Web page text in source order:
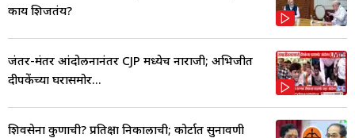
काय शिजतंय?
जंतर-मंतर आंदोलनानंतर CJP मध्येच नाराजी; अभिजीत
दीपकेंच्या घरासमोर...
शिवसेना कुणाची? प्रतिक्षा निकालाची; कोर्टात सुनावणी